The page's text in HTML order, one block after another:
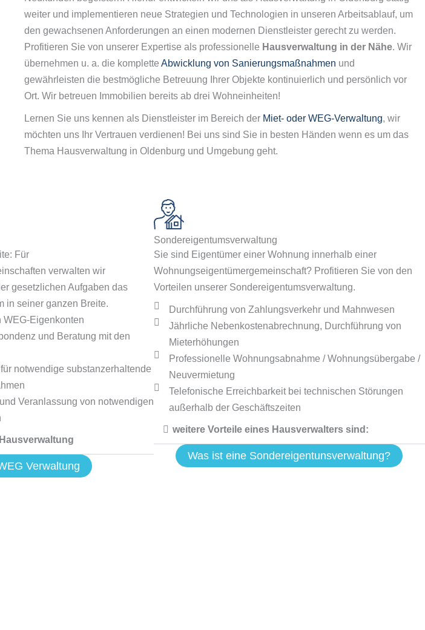
weiter und implementieren neue Strategien und Technologien in unseren Arbeitsablauf, um
den gewachsenen Anforderungen an einen modernen Dienstleister gerecht zu werden.
Profitieren Sie von unserer Expertise als professionelle Hausverwaltung in der Nähe. Wir
übernehmen u. a. die komplette Abwicklung von Sanierungsmaßnahmen und
gewährleisten die bestmögliche Betreuung Ihrer Objekte kontinuierlich und persönlich vor
Ort. Wir betreuen Immobilien bereits ab drei Wohneinheiten!
Lernen Sie uns kennen als Dienstleister im Bereich der Miet- oder WEG-Verwaltung, wir
möchten uns Ihr Vertrauen verdienen! Bei uns sind Sie in besten Händen wenn es um das
Thema Hausverwaltung in Oldenburg und Umgebung geht.
Für
verwalten wir
gesetzlichen Aufgaben das
in seiner ganzen Breite.
WEG-Eigenkonten
und Beratung mit den
notwendige substanzerhaltende
Veranlassung von notwendigen
Verwaltung
Sonder­eigentums­verwaltung
Sie sind Eigentümer einer Wohnung innerhalb einer
Wohnungseigentümergemeinschaft? Profitieren Sie von den
Vorteilen unserer Sondereigentumsverwaltung.
Durchführung von Zahlungsverkehr und Mahnwesen
Jährliche Nebenkostenabrechnung, Durchführung von
Mieterhöhungen
Professionelle Wohnungsabnahme / Wohnungsübergabe /
Neuvermietung
Telefonische Erreichbarkeit bei technischen Störungen
außerhalb der Geschäftszeiten
weitere Vorteile eines Hausverwalters sind:
Was ist eine Sondereigentunsverwaltung?